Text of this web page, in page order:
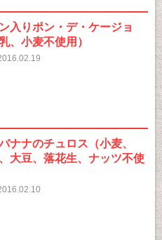
入りポン・デ・ケージョ
、小麦不使用）
ナナのチュロス（小麦、
大豆、落花生、ナッツ不使